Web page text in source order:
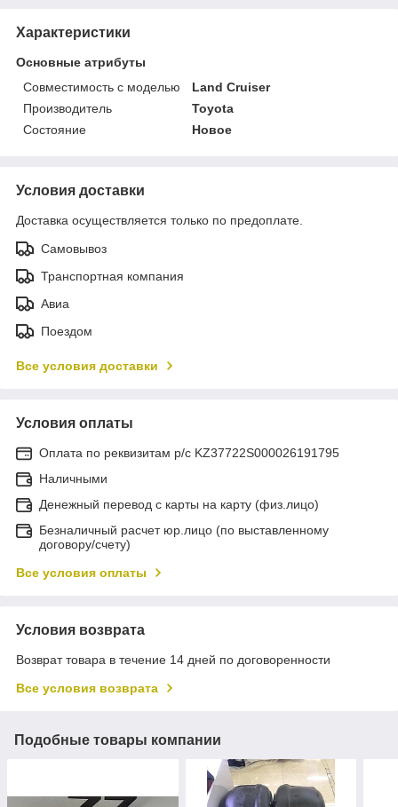
Характеристики
Основные атрибуты
Совместимость с моделью
Land Cruiser
Производитель
Toyota
Состояние
Новое
Условия доставки
Доставка осуществляется только по предоплате.
Самовывоз
Транспортная компания
Авиа
Поездом
Все условия доставки
Условия оплаты
Оплата по реквизитам р/с KZ37722S000026191795
Наличными
Денежный перевод с карты на карту (физ.лицо)
Безналичный расчет юр.лицо (по выставленному
договору/счету)
Все условия оплаты
Условия возврата
Возврат товара в течение 14 дней по договоренности
Все условия возврата
Подобные товары компании